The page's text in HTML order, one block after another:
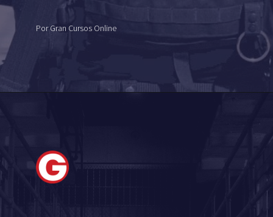
Por Gran Cursos Online